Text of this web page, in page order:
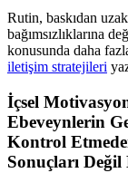
Rutin, baskıdan
bağımsızlıklarına
konusunda daha
iletişim stratejileri
İçsel
Ebeveynlerin
Kontrol
Sonuçları